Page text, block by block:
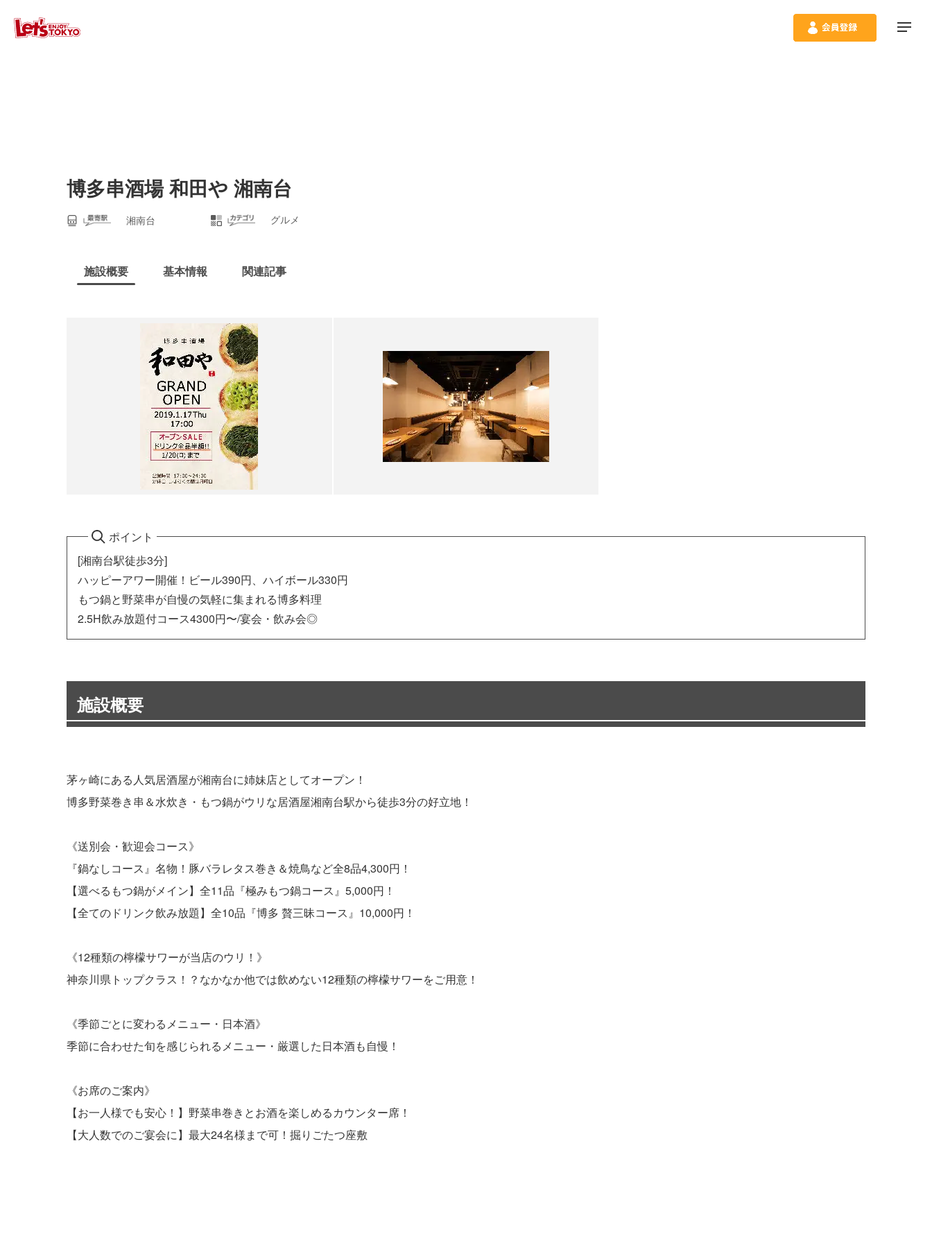
博多串酒場 和田や 湘南台
湘南台 グルメ
施設概要 基本情報 関連記事
ポイント
[湘南台駅徒歩3分]
ハッピーアワー開催！ビール390円、ハイボール330円
もつ鍋と野菜串が自慢の気軽に集まれる博多料理
2.5H飲み放題付コース4300円〜/宴会・飲み会◎
施設概要
茅ヶ崎にある人気居酒屋が湘南台に姉妹店としてオープン！
博多野菜巻き串＆水炊き・もつ鍋がウリな居酒屋湘南台駅から徒歩3分の好立地！
《送別会・歓迎会コース》
『鍋なしコース』名物！豚バラレタス巻き＆焼鳥など全8品4,300円！
【選べるもつ鍋がメイン】全11品『極みもつ鍋コース』5,000円！
【全てのドリンク飲み放題】全10品『博多 贅三昧コース』10,000円！
《12種類の檸檬サワーが当店のウリ！》
神奈川県トップクラス！？なかなか他では飲めない12種類の檸檬サワーをご用意！
《季節ごとに変わるメニュー・日本酒》
季節に合わせた旬を感じられるメニュー・厳選した日本酒も自慢！
《お席のご案内》
【お一人様でも安心！】野菜串巻きとお酒を楽しめるカウンター席！
【大人数でのご宴会に】最大24名様まで可！掘りごたつ座敷